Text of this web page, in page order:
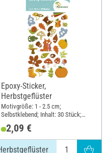
Epoxy-Sticker,
Herbstgeflüster
Motivgröße: 1 - 2.5 cm;
Selbstklebend; Inhalt: 30 Stück;
Material: Kunstharz
2,09 €